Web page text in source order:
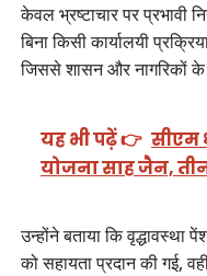
केवल भ्रष्टाचार पर प्रभावी
बिना किसी कार्यालयी
जिससे शासन और नागरिकों
यह भी पढ़ें 👉 सीएम
योजना साह जैन,
उन्होंने बताया कि वृद्धावस्था
को सहायता प्रदान की गई,